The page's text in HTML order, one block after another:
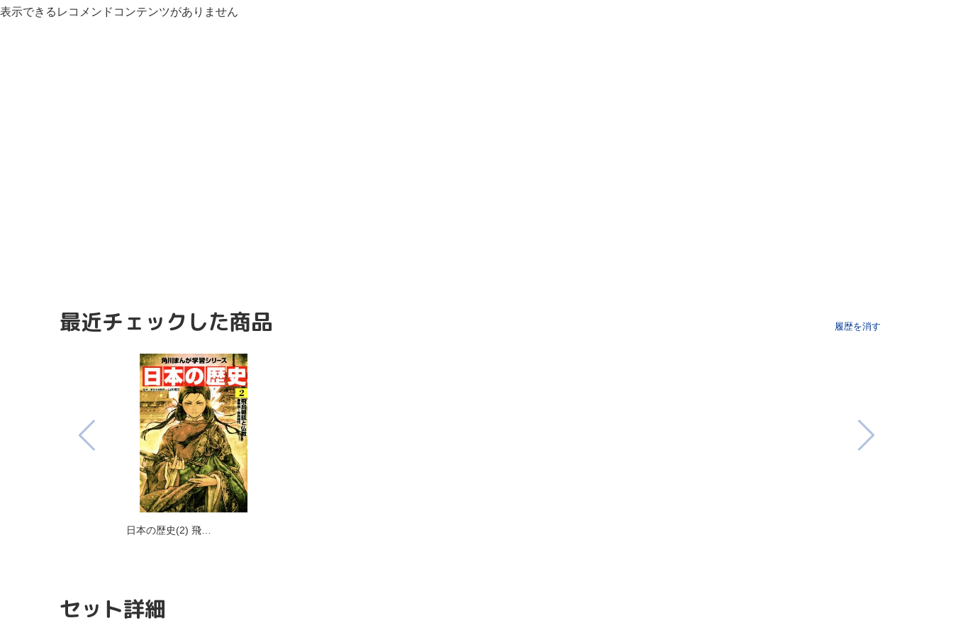
表示できるレコメンドコンテンツがありません
最近チェックした商品 履歴を消す
日本の歴史(2) 飛…
セット詳細